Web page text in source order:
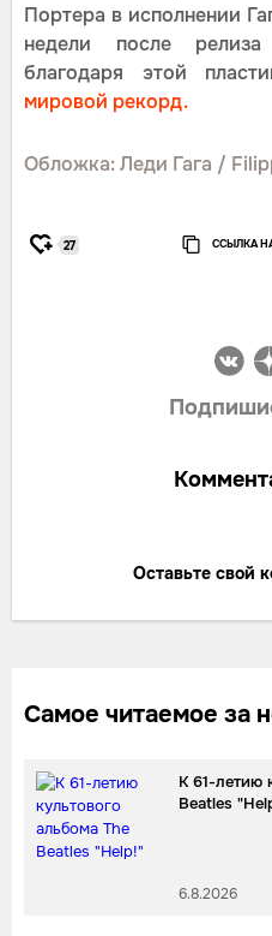
Портера в исполнении
недели после
благодаря этой
мировой рекорд.
Обложка: Леди Гага /
27 ССЫЛКА
Оставьте свой
Самое читаемое за
К 61-летию
Beatles
6.8.2026